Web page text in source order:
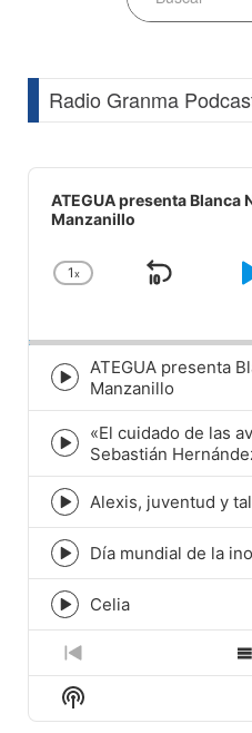
Radio Granma
Audio
Player
ATEGUA presenta Blanca
Manzanillo
Change
1x
Skip
Episode
play
icon
ATEGUA presenta
Manzanillo
Episode
play
icon
«El cuidado de las
Sebastián
Episode
play
icon
Alexis, juventud y
Episode
play
icon
Día mundial de la
Episode
play
icon
Celia
Previous
Episode
Show
Podcast